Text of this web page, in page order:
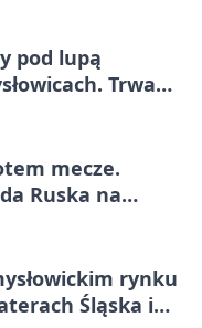
pod lupą
Trwa
mecze.
Ruska na
rynku
Śląska i